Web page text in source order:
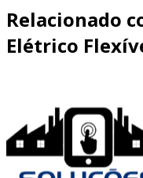
instalações
indústrias, são
alimentar
sistemas pesados.
projetos de
usinas solares e
longa distância
Relacionado
Elétrico